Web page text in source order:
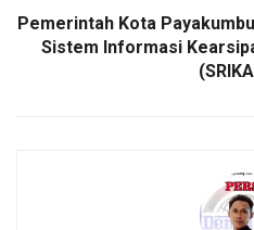
Pemerintah Kota
Sistem Informasi